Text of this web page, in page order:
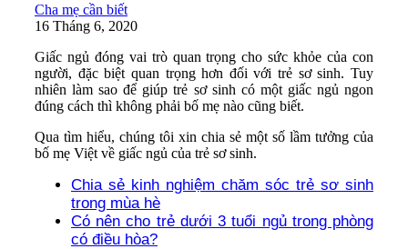
Cha mẹ cần biết
16 Tháng 6, 2020
Giấc ngủ đóng vai trò quan trọng cho sức khỏe của con
người, đặc biệt quan trọng hơn đối với trẻ sơ sinh. Tuy
nhiên làm sao để giúp trẻ sơ sinh có một giấc ngủ ngon
đúng cách thì không phải bố mẹ nào cũng biết.
Qua tìm hiểu, chúng tôi xin chia sẻ một số lầm tưởng của
bố mẹ Việt về giấc ngủ của trẻ sơ sinh.
Chia sẻ kinh nghiệm chăm sóc trẻ sơ sinh
trong mùa hè
Có nên cho trẻ dưới 3 tuổi ngủ trong phòng
có điều hòa?